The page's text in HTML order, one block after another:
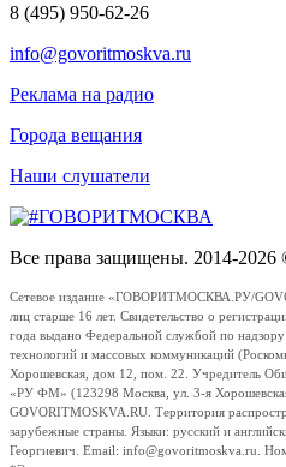
8 (495) 950-62-26
info@govoritmoskva.ru
Реклама на радио
Города вещания
Наши слушатели
Все права защищены. 2014-2026
Сетевое издание «ГОВОРИТМОСКВА.РУ/
лиц старше 16 лет. Свидетельство о
года выдано Федеральной службой по
технологий и массовых коммуникаций
Хорошевская, дом 12, пом. 22. Учредитель
«РУ ФМ» (123298 Москва, ул. 3-я
GOVORITMOSKVA.RU. Территория
зарубежные страны. Языки: русский и
Георгиевич. Email: info@govoritmoskva.ru.